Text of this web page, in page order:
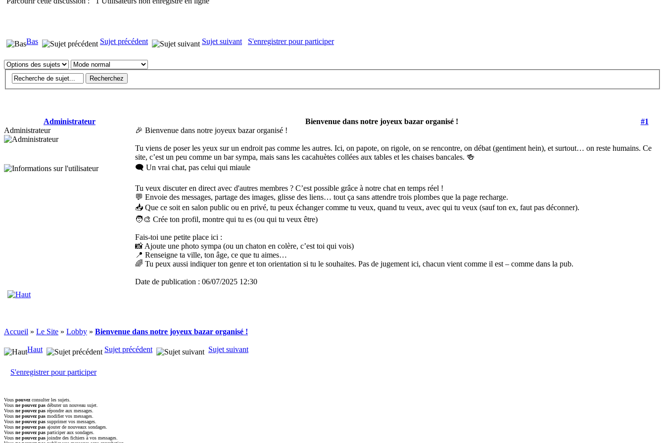
Bas Sujet précédent Sujet suivant S'enregistrer pour participer
Administrateur Bienvenue dans notre joyeux bazar organisé !
#1
Administrateur
🎉 Bienvenue dans notre joyeux bazar organisé !
Tu viens de poser les yeux sur un endroit pas comme les autres. Ici, on papote, on rigole, on se rencontre, on débat (gentiment hein), et surtout… on reste humains. Ce
site, c’est un peu comme un bar sympa, mais sans les cacahuètes collées aux tables et les chaises bancales. 🍻
🗨️ Un vrai chat, pas celui qui miaule
Tu veux discuter en direct avec d'autres membres ? C’est possible grâce à notre chat en temps réel !
💬 Envoie des messages, partage des images, glisse des liens… tout ça sans attendre trois plombes que la page recharge.
📥 Que ce soit en salon public ou en privé, tu peux échanger comme tu veux, quand tu veux, avec qui tu veux (sauf ton ex, faut pas déconner).
🧑‍🎨 Crée ton profil, montre qui tu es (ou qui tu veux être)
Fais-toi une petite place ici :
📸 Ajoute une photo sympa (ou un chaton en colère, c’est toi qui vois)
📍 Renseigne ta ville, ton âge, ce que tu aimes…
🌈 Tu peux aussi indiquer ton genre et ton orientation si tu le souhaites. Pas de jugement ici, chacun vient comme il est – comme dans la pub.
Date de publication : 06/07/2025 12:30
Accueil » Le Site » Lobby » Bienvenue dans notre joyeux bazar organisé !
Haut Sujet précédent Sujet suivant
S'enregistrer pour participer
Vous pouvezconsulter les sujets.
Vous ne pouvez pas débuter un nouveau sujet.
Vous ne pouvez pas répondre aux messages.
Vous ne pouvez pas modifier vos messages.
Vous ne pouvez pas supprimer vos messages.
Vous ne pouvez pas ajouter de nouveaux sondages.
Vous ne pouvez pas participer aux sondages.
Vous ne pouvez pas joindre des fichiers à vos messages.